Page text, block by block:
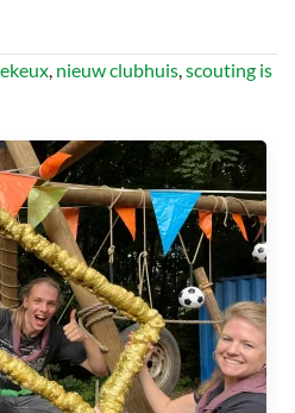
, nieuw clubhuis,scouting is